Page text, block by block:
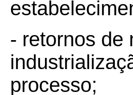
- retornos de
processo;